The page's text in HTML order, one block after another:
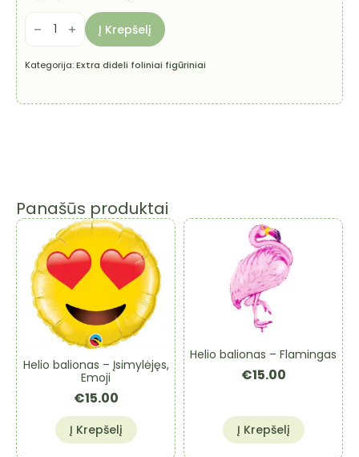
produkto
kiekis:
Helio
balionas
-
Vienaragis,
Į Krepšelį
Kategorija:Extra dideli foliniai figūriniai
Panašūs produktai
Helio balionas – Įsimylėjęs,
Emoji
€15.00
Į Krepšelį
Helio balionas – Flamingas
€15.00
Į Krepšelį